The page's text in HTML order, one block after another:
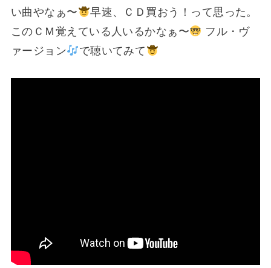
い曲やなぁ〜
早速、ＣＤ買おう！って思った。
このＣＭ覚えている人いるかなぁ〜
フル・ヴ
ァージョン
で聴いてみて